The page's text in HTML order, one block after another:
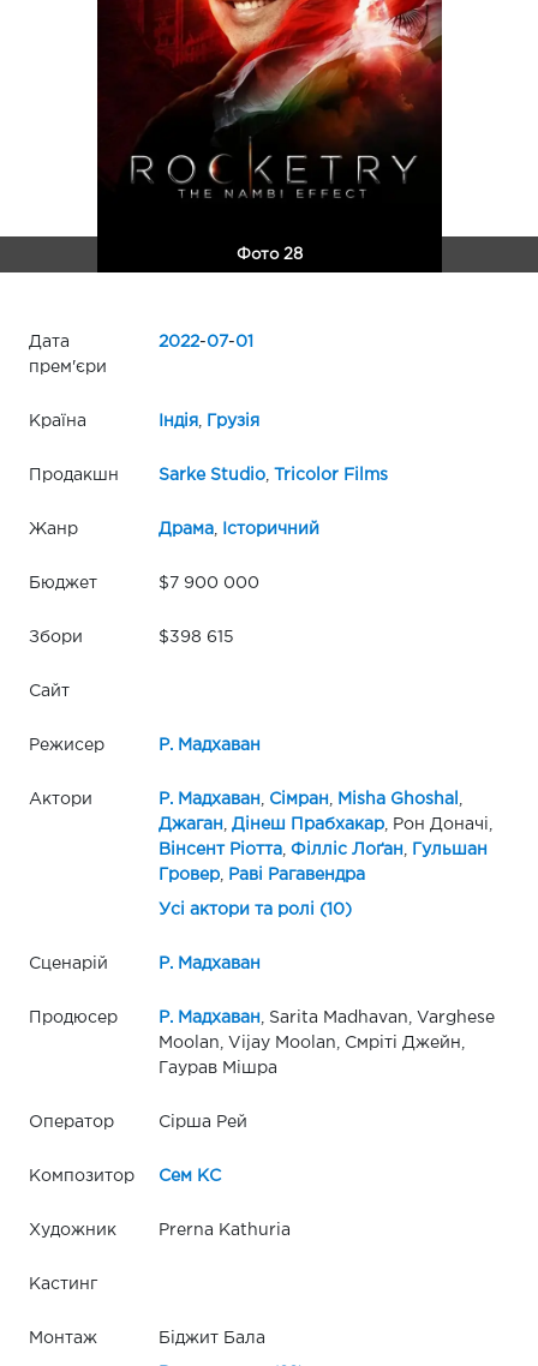
Фото 28
Дата
прем'єри
2022-07-01
Країна Індія, Грузія
Продакшн Sarke Studio, Tricolor Films
Жанр Драма, Історичний
Бюджет $7 900 000
Збори $398 615
Сайт
Режисер Р. Мадхаван
Актори Р. Мадхаван Сімран Misha Ghoshal
Джаган
Дінеш Прабхакар, Рон Доначі,
Вінсент Ріотта, Філліс Лоґан
Гульшан
Гровер, Раві Рагавендра
Усі актори та ролі (10)
Сценарій Р. Мадхаван
Продюсер Р. Мадхаван , Sarita Madhavan, Varghese
Moolan, Vijay Moolan, Смріті Джейн,
Гаурав Мішра
Оператор Сірша Рей
Композитор Сем КС
Художник Prerna Kathuria
Кастинг
Монтаж Біджит Бала